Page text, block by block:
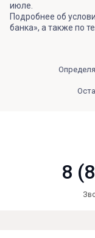
июле.
Подробнее об
банка», а также по
8